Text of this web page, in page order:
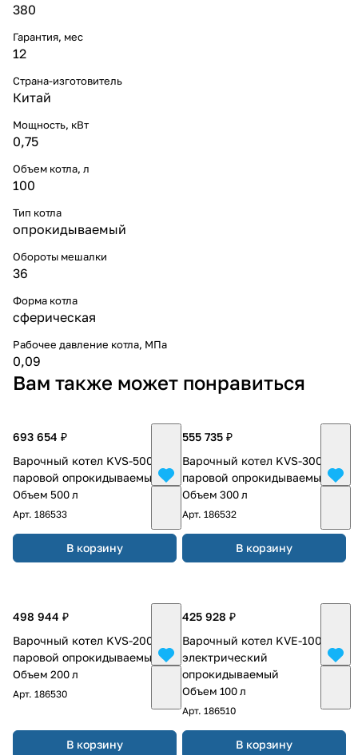
380
Гарантия, мес
12
Страна-изготовитель
Китай
Мощность, кВт
0,75
Объем котла, л
100
Тип котла
опрокидываемый
Обороты мешалки
36
Форма котла
сферическая
Рабочее давление котла, МПа
0,09
Вам также может понравиться
693 654 ₽
Варочный котел KVS-500
паровой опрокидываемый
Объем 500 л
Арт. 186533
В корзину
555 735 ₽
Варочный котел KVS-300
паровой опрокидываемый
Объем 300 л
Арт. 186532
В корзину
498 944 ₽
Варочный котел KVS-200
паровой опрокидываемый
Объем 200 л
Арт. 186530
В корзину
425 928 ₽
Варочный котел KVE-100
электрический
опрокидываемый
Объем 100 л
Арт. 186510
В корзину